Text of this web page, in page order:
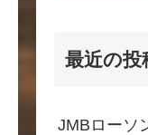
最近の投
JMBローソ